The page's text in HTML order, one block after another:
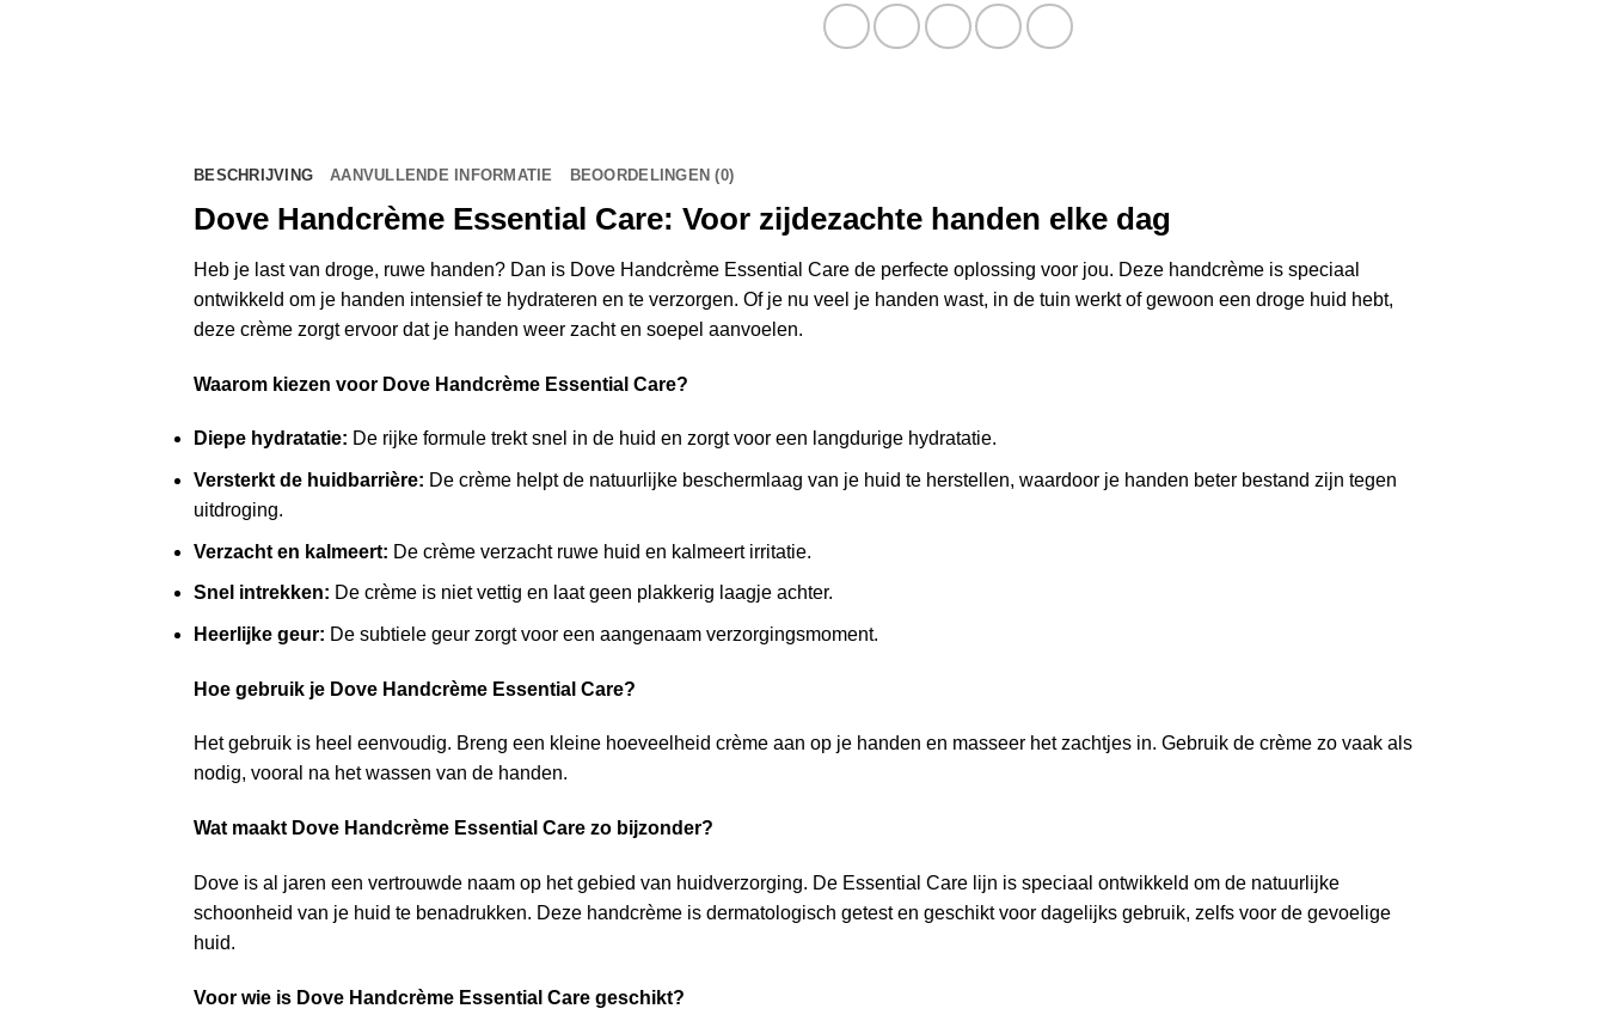
BESCHRIJVING AANVULLENDE INFORMATIE BEOORDELINGEN (0)
Dove Handcrème Essential Care: Voor zijdezachte handen elke dag
Heb je last van droge, ruwe handen? Dan is Dove Handcrème Essential Care de perfecte oplossing voor jou. Deze handcrème is speciaal
ontwikkeld om je handen intensief te hydrateren en te verzorgen. Of je nu veel je handen wast, in de tuin werkt of gewoon een droge huid hebt,
deze crème zorgt ervoor dat je handen weer zacht en soepel aanvoelen.
Waarom kiezen voor Dove Handcrème Essential Care?
Diepe hydratatie: De rijke formule trekt snel in de huid en zorgt voor een langdurige hydratatie.
Versterkt de huidbarrière: De crème helpt de natuurlijke beschermlaag van je huid te herstellen, waardoor je handen beter bestand zijn tegen
uitdroging.
Verzacht en kalmeert: De crème verzacht ruwe huid en kalmeert irritatie.
Snel intrekken: De crème is niet vettig en laat geen plakkerig laagje achter.
Heerlijke geur: De subtiele geur zorgt voor een aangenaam verzorgingsmoment.
Hoe gebruik je Dove Handcrème Essential Care?
Het gebruik is heel eenvoudig. Breng een kleine hoeveelheid crème aan op je handen en masseer het zachtjes in. Gebruik de crème zo vaak als
nodig, vooral na het wassen van de handen.
Wat maakt Dove Handcrème Essential Care zo bijzonder?
Dove is al jaren een vertrouwde naam op het gebied van huidverzorging. De Essential Care lijn is speciaal ontwikkeld om de natuurlijke
schoonheid van je huid te benadrukken. Deze handcrème is dermatologisch getest en geschikt voor dagelijks gebruik, zelfs voor de gevoelige
huid.
Voor wie is Dove Handcrème Essential Care geschikt?